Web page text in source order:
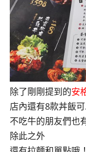
除了剛剛提到的安
店內還有8款丼飯
不吃牛的朋友們也
除此之外